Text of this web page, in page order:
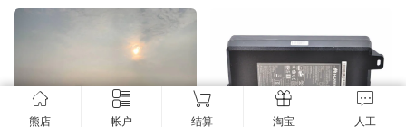
熊店 帐户 结算 淘宝 人工